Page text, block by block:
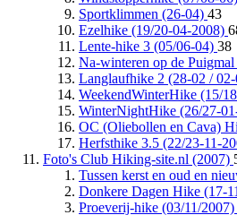
Sportklimmen (26-04) 43
Ezelhike (19/20-04-2008)
Lente-hike 3 (05/06-04) 38
Na-winteren op de
Langlaufhike 2 (28-02 /
WeekendWinterHike (15/
WinterNightHike (26/27-
OC (Oliebollen en Cava)
Herfsthike 3.5 (22/23-11-
Foto's Club Hiking-site.nl (2007)
Tussen kerst en oud en
Donkere Dagen Hike (17-
Proeverij-hike (03/11/2007)